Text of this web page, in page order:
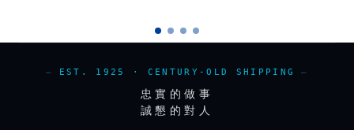
EST. 1925 · CENTURY-OLD SHIPPING
忠實的做事
誠懇的對人